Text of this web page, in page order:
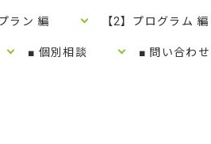
ラン 編 【2】プログラム 編
■ 個別相談 ■ 問い合わ